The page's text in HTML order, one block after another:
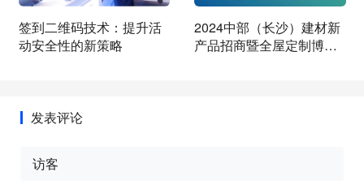
签到二维码技术：提升活
动安全性的新策略
2024中部（长沙）建材新
产品招商暨全屋定制博览
发表评论